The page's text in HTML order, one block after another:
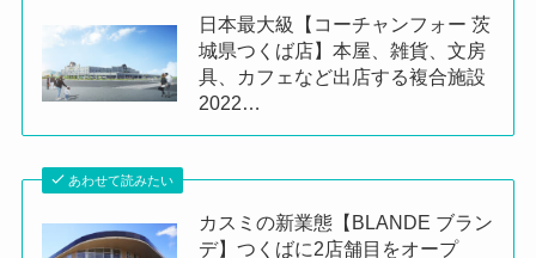
日本最大級【コーチャンフォー 茨
城県つくば店】本屋、雑貨、文房
具、カフェなど出店する複合施設
2022…
あわせて読みたい
カスミの新業態【BLANDE ブラン
デ】つくばに2店舗目をオープ